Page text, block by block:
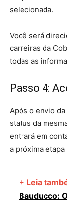
selecionada.
Você será
carreiras da
todas as
Passo 4:
Após o envio
status da
entrará em
a próxima
+ Leia
Bauducco: